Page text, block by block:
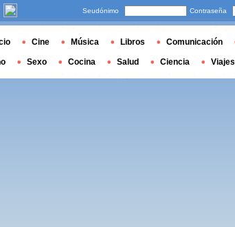
Seudónimo Contraseña
Cine Música Libros Comunicación
Sexo Cocina Salud Ciencia Viajes